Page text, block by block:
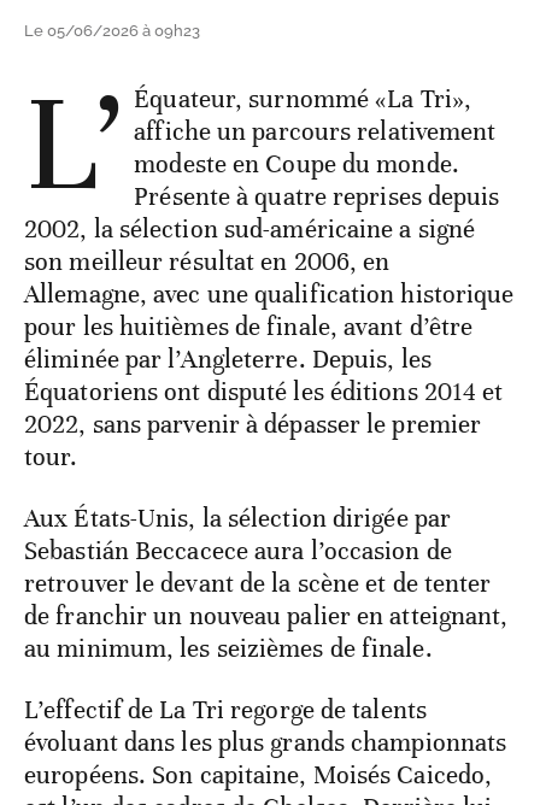
Le 05/06/2026 à 09h23
L’ Équateur, surnommé «La Tri»,
affiche un parcours relativement
modeste en Coupe du monde.
Présente à quatre reprises depuis
2002, la sélection sud-américaine a signé
son meilleur résultat en 2006, en
Allemagne, avec une qualification historique
pour les huitièmes de finale, avant d’être
éliminée par l’Angleterre. Depuis, les
Équatoriens ont disputé les éditions 2014 et
2022, sans parvenir à dépasser le premier
tour.
Aux États-Unis, la sélection dirigée par
Sebastián Beccacece aura l’occasion de
retrouver le devant de la scène et de tenter
de franchir un nouveau palier en atteignant,
au minimum, les seizièmes de finale.
L’effectif de La Tri regorge de talents
évoluant dans les plus grands championnats
européens. Son capitaine, Moisés Caicedo,